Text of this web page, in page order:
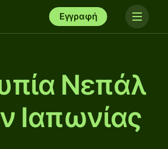
Εγγραφή
Νεπάλ
Ιαπωνίας